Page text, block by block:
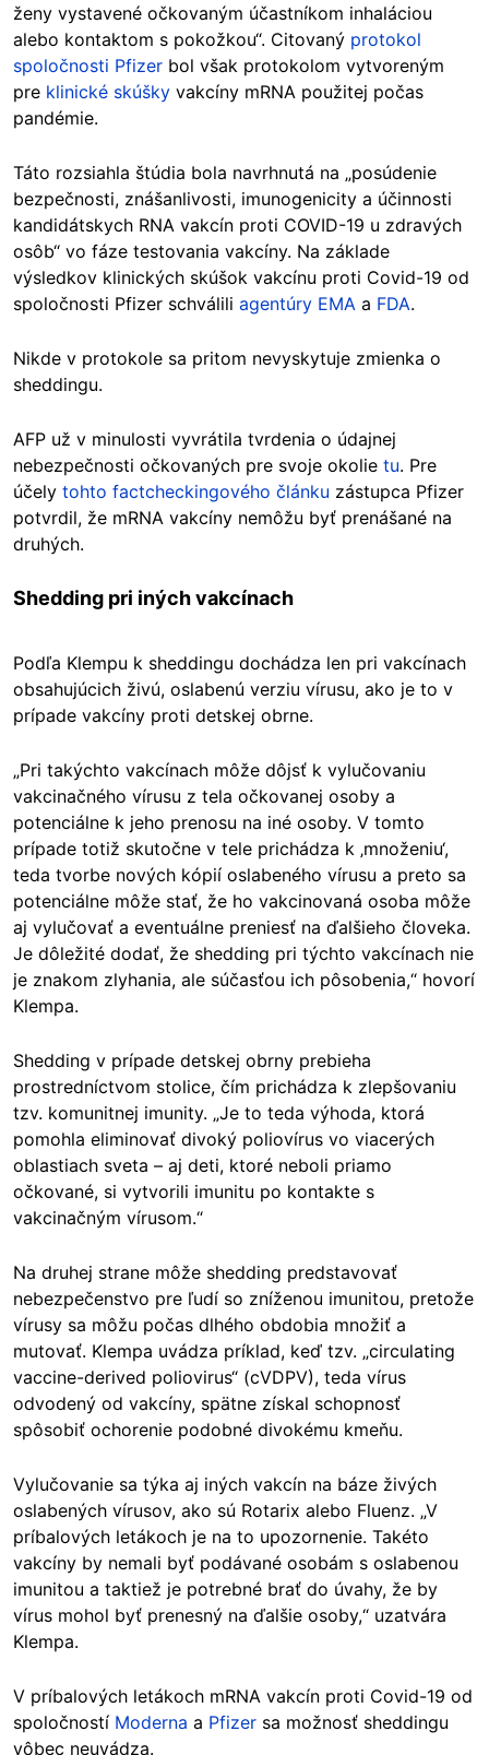
ženy vystavené očkovaným účastníkom inhaláciou
alebo kontaktom s pokožkou“. Citovaný protokol
spoločnosti Pfizer bol však protokolom vytvoreným
pre klinické skúšky vakcíny mRNA použitej počas
pandémie.
Táto rozsiahla štúdia bola navrhnutá na „posúdenie
bezpečnosti, znášanlivosti, imunogenicity a účinnosti
kandidátskych RNA vakcín proti COVID-19 u zdravých
osôb“ vo fáze testovania vakcíny. Na základe
výsledkov klinických skúšok vakcínu proti Covid-19 od
spoločnosti Pfizer schválili agentúry EMA a FDA.
Nikde v protokole sa pritom nevyskytuje zmienka o
sheddingu.
AFP už v minulosti vyvrátila tvrdenia o údajnej
nebezpečnosti očkovaných pre svoje okolie tu. Pre
účely tohto factcheckingového článku zástupca Pfizer
potvrdil, že mRNA vakcíny nemôžu byť prenášané na
druhých.
Shedding pri iných vakcínach
Podľa Klempu k sheddingu dochádza len pri vakcínach
obsahujúcich živú, oslabenú verziu vírusu, ako je to v
prípade vakcíny proti detskej obrne.
„Pri takýchto vakcínach môže dôjsť k vylučovaniu
vakcinačného vírusu z tela očkovanej osoby a
potenciálne k jeho prenosu na iné osoby. V tomto
prípade totiž skutočne v tele prichádza k ‚množeniu‘,
teda tvorbe nových kópií oslabeného vírusu a preto sa
potenciálne môže stať, že ho vakcinovaná osoba môže
aj vylučovať a eventuálne preniesť na ďalšieho človeka.
Je dôležité dodať, že shedding pri týchto vakcínach nie
je znakom zlyhania, ale súčasťou ich pôsobenia,“ hovorí
Klempa.
Shedding v prípade detskej obrny prebieha
prostredníctvom stolice, čím prichádza k zlepšovaniu
tzv. komunitnej imunity. „Je to teda výhoda, ktorá
pomohla eliminovať divoký poliovírus vo viacerých
oblastiach sveta – aj deti, ktoré neboli priamo
očkované, si vytvorili imunitu po kontakte s
vakcinačným vírusom.“
Na druhej strane môže shedding predstavovať
nebezpečenstvo pre ľudí so zníženou imunitou, pretože
vírusy sa môžu počas dlhého obdobia množiť a
mutovať. Klempa uvádza príklad, keď tzv. „circulating
vaccine-derived poliovirus“ (cVDPV), teda vírus
odvodený od vakcíny, spätne získal schopnosť
spôsobiť ochorenie podobné divokému kmeňu.
Vylučovanie sa týka aj iných vakcín na báze živých
oslabených vírusov, ako sú Rotarix alebo Fluenz. „V
príbalových letákoch je na to upozornenie. Takéto
vakcíny by nemali byť podávané osobám s oslabenou
imunitou a taktiež je potrebné brať do úvahy, že by
vírus mohol byť prenesný na ďalšie osoby,“ uzatvára
Klempa.
V príbalových letákoch mRNA vakcín proti Covid-19 od
spoločností Moderna a Pfizer sa možnosť sheddingu
vôbec neuvádza.